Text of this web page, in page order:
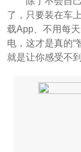
了，只要装在车
载App、不用每
电，这才是真的“
就是让你感受不